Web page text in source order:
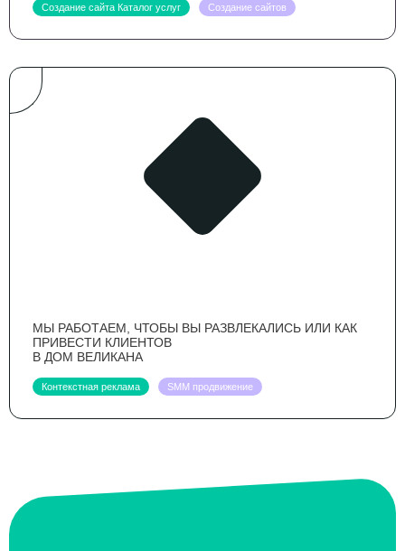
Создание сайта Каталог услуг Создание сайтов
МЫ РАБОТАЕМ, ЧТОБЫ ВЫ РАЗВЛЕКАЛИСЬ ИЛИ КАК
ПРИВЕСТИ КЛИЕНТОВ
В ДОМ ВЕЛИКАНА
Контекстная реклама SMM продвижение